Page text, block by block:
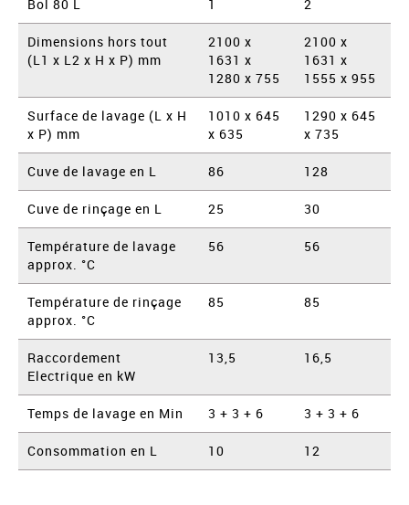
Bol 80 L 1 2
Dimensions hors tout
(L1 x L2 x H x P) mm
2100 x
1631 x
1280 x 755
2100 x
1631 x
1555 x 955
Surface de lavage (L x H
x P) mm
1010 x 645
x 635
1290 x 645
x 735
Cuve de lavage en L 86 128
Cuve de rinçage en L 25 30
Température de lavage
approx. °C
56 56
Température de rinçage
approx. °C
85 85
Raccordement
Electrique en kW
13,5 16,5
Temps de lavage en Min 3 + 3 + 6 3 + 3 + 6
Consommation en L 10 12